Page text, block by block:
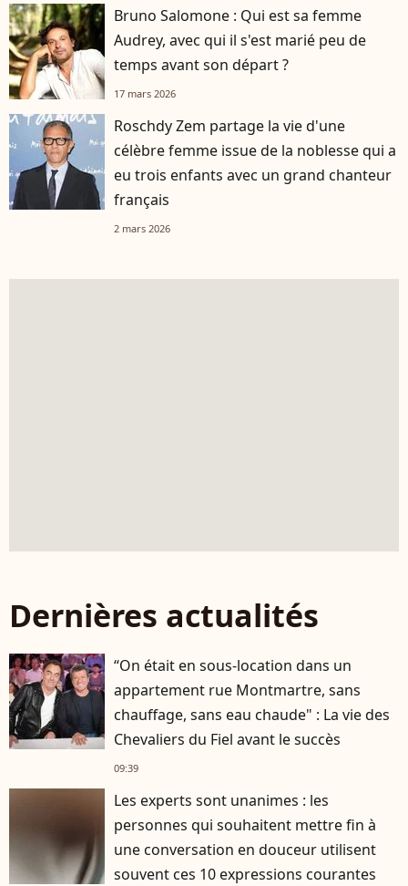
Bruno Salomone : Qui est sa femme
Audrey, avec qui il s'est marié peu de
temps avant son départ ?
17 mars 2026
Roschdy Zem partage la vie d'une
célèbre femme issue de la noblesse qui a
eu trois enfants avec un grand chanteur
français
2 mars 2026
Dernières actualités
“On était en sous-location dans un
appartement rue Montmartre, sans
chauffage, sans eau chaude" : La vie des
Chevaliers du Fiel avant le succès
09:39
Les experts sont unanimes : les
personnes qui souhaitent mettre fin à
une conversation en douceur utilisent
souvent ces 10 expressions courantes